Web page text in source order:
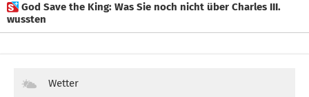
 God Save the King: Was Sie noch nicht über Charles III.
wussten
Wetter